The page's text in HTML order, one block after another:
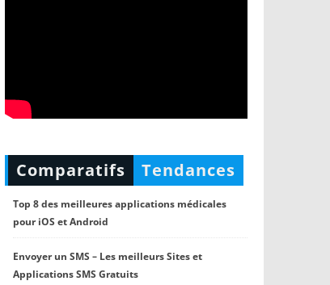
Comparatifs Tendances
Top 8 des meilleures applications médicales
pour iOS et Android
Envoyer un SMS – Les meilleurs Sites et
Applications SMS Gratuits